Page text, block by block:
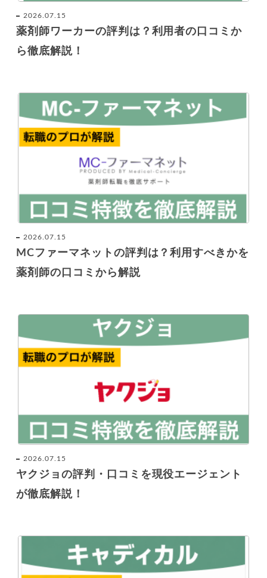
2026.07.15
薬剤師ワーカーの評判は？利用者の口コミか
ら徹底解説！
2026.07.15
MCファーマネットの評判は？利用すべきかを
薬剤師の口コミから解説
2026.07.15
ヤクジョの評判・口コミを現役エージェント
が徹底解説！